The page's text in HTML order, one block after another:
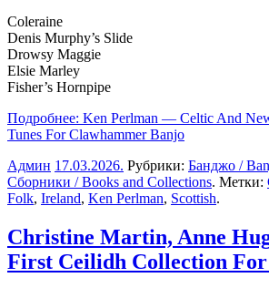
Coleraine
Denis Murphy’s Slide
Drowsy Maggie
Elsie Marley
Fisher’s Hornpipe
Подробнее: Ken Perlman — Celtic And
Tunes For Clawhammer Banjo
Админ 17.03.2026. Рубрики: Банджо /
Сборники / Books and Collections. Метки:
Folk, Ireland, Ken Perlman, Scottish.
Christine Martin, Anne
First Ceilidh Collection